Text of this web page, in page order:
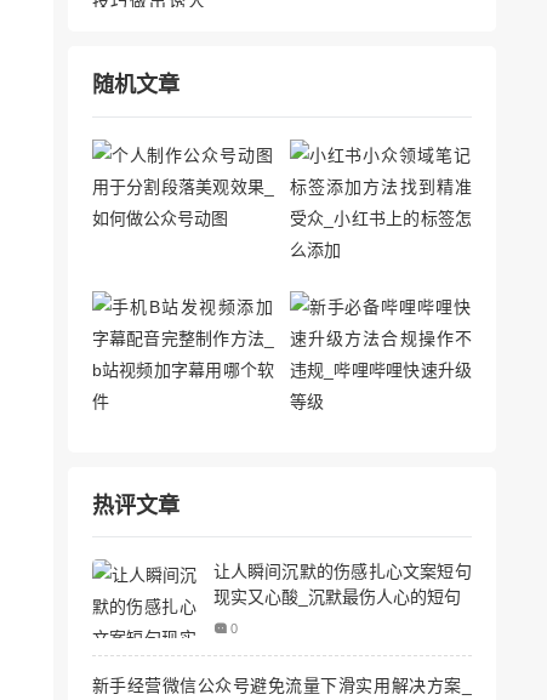
随机文章
热评文章
让人瞬间沉默的伤感扎心文案短句
现实又心酸_沉默最伤人心的短句
0
新手经营微信公众号避免流量下滑实用解决方案_